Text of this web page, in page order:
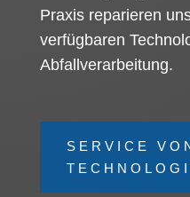
Praxis reparieren
verfügbaren
Abfallverarbeitung.
SERVICE